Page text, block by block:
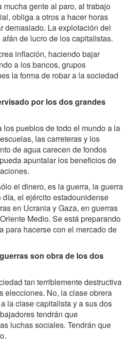
gente al paro, al trabajo
obliga a otros a hacer horas
demasiado. La explotación del
de lucro de los capitalistas.
inflación, haciendo bajar
a los bancos, grupos
la forma de robar a la sociedad
por los dos grandes
pueblos de todo el mundo a la
las carreteras y los
de agua carecen de fondos
apuntalar los beneficios de
el dinero, es la guerra, la guerra
el ejército estadounidense
en Ucrania y Gaza, en guerras
Medio. Se está preparando
para hacerse con el mercado de
son obra de los dos
tan terriblemente destructiva
elecciones. No, la clase obrera
la clase capitalista y a sus dos
tendrán que
luchas sociales. Tendrán que